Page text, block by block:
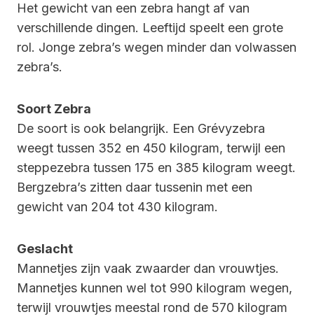
Het gewicht van een zebra hangt af van
verschillende dingen. Leeftijd speelt een grote
rol. Jonge zebra’s wegen minder dan volwassen
zebra’s.
Soort Zebra
De soort is ook belangrijk. Een Grévyzebra
weegt tussen 352 en 450 kilogram, terwijl een
steppezebra tussen 175 en 385 kilogram weegt.
Bergzebra’s zitten daar tussenin met een
gewicht van 204 tot 430 kilogram.
Geslacht
Mannetjes zijn vaak zwaarder dan vrouwtjes.
Mannetjes kunnen wel tot 990 kilogram wegen,
terwijl vrouwtjes meestal rond de 570 kilogram